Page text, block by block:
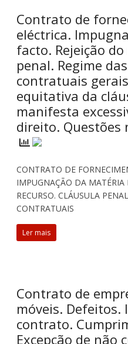
Contrato de
eléctrica.
facto. Rejeição
penal. Regime
contratuais
equitativa da
manifesta
direito. Questões
CONTRATO DE
IMPUGNAÇÃO DA MATÉRIA
RECURSO. CLÁUSULA
CONTRATUAIS
Ler mais
Contrato de
móveis.
contrato.
Excepção de não